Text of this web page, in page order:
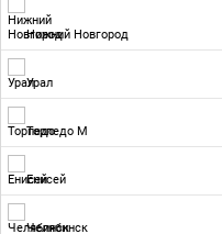
Нижний Новгород
Урал
Торпедо М
Енисей
Челябинск